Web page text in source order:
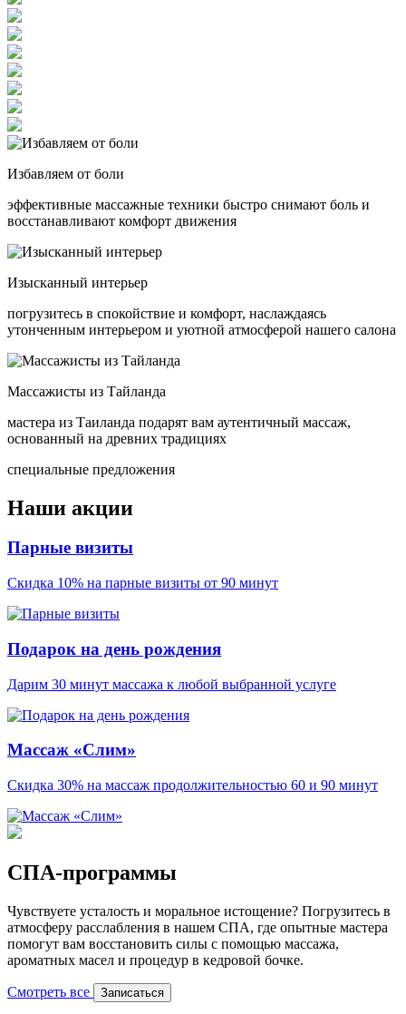
Избавляем от боли
эффективные массажные техники быстро снимают боль и
восстанавливают комфорт движения
Изысканный интерьер
погрузитесь в спокойствие и комфорт, наслаждаясь
утонченным интерьером и уютной атмосферой нашего салона
Массажисты из Тайланда
мастера из Таиланда подарят вам аутентичный массаж,
основанный на древних традициях
специальные предложения
Наши акции
Парные визиты
Скидка 10% на парные визиты от 90 минут
Подарок на день рождения
Дарим 30 минут массажа к любой выбранной услуге
Массаж «Слим»
Скидка 30% на массаж продолжительностью 60 и 90 минут
СПА-программы
Чувствуете усталость и моральное истощение? Погрузитесь в
атмосферу расслабления в нашем СПА, где опытные мастера
помогут вам восстановить силы с помощью массажа,
ароматных масел и процедур в кедровой бочке.
Смотреть все Записаться